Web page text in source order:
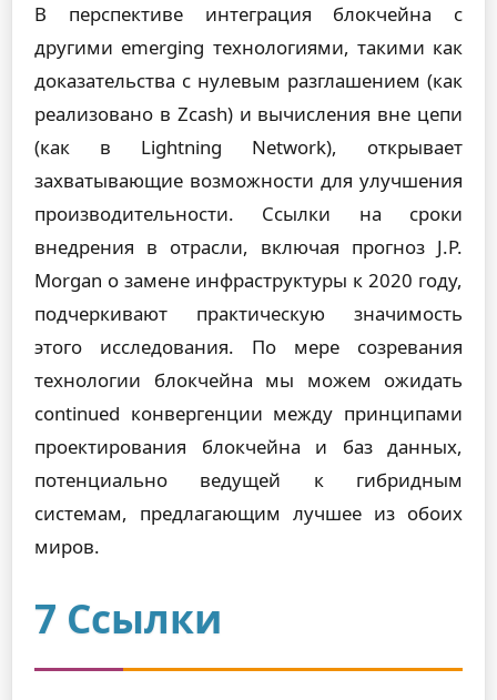
В перспективе интеграция блокчейна с
другими emerging технологиями, такими как
доказательства с нулевым разглашением (как
реализовано в Zcash) и вычисления вне цепи
(как в Lightning Network), открывает
захватывающие возможности для улучшения
производительности. Ссылки на сроки
внедрения в отрасли, включая прогноз J.P.
Morgan о замене инфраструктуры к 2020 году,
подчеркивают практическую значимость
этого исследования. По мере созревания
технологии блокчейна мы можем ожидать
continued конвергенции между принципами
проектирования блокчейна и баз данных,
потенциально ведущей к гибридным
системам, предлагающим лучшее из обоих
миров.
7 Ссылки